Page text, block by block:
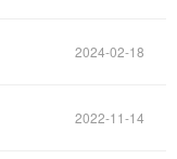
2024-02-18
2022-11-14